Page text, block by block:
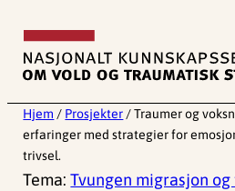
innhold
Hjem / Prosjekter / Traumer og
erfaringer med strategier for
trivsel.
Tema:Tvungen migrasjon